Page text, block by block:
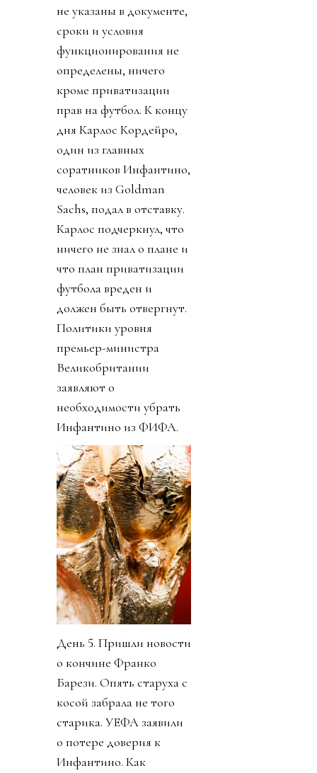
не указаны в документе,
сроки и условия
функционирования не
определены, ничего
кроме приватизации
прав на футбол. К концу
дня Карлос Кордейро,
один из главных
соратников Инфантино,
человек из Goldman
Sachs, подал в отставку.
Карлос подчеркнул, что
ничего не знал о плане и
что план приватизации
футбола вреден и
должен быть отвергнут.
Политики уровня
премьер-министра
Великобритании
заявляют о
необходимости убрать
Инфантино из ФИФА.
День 5. Пришли новости
о кончине Франко
Барези. Опять старуха с
косой забрала не того
старика. УЕФА заявили
о потере доверия к
Инфантино. Как